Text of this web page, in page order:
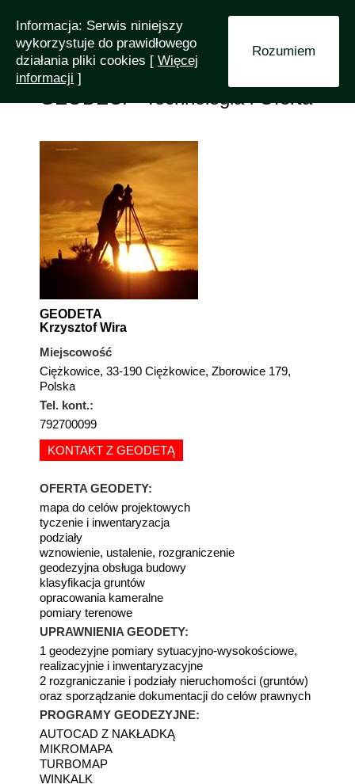
GEODECI - Technologia i Oferta
GEODETA
Krzysztof Wira
Miejscowość
Ciężkowice, 33-190 Ciężkowice, Zborowice 179,
Polska
Tel. kont.:
792700099
KONTAKT Z GEODETĄ
OFERTA GEODETY:
mapa do celów projektowych
tyczenie i inwentaryzacja
podziały
wznowienie, ustalenie, rozgraniczenie
geodezyjna obsługa budowy
klasyfikacja gruntów
opracowania kameralne
pomiary terenowe
UPRAWNIENIA GEODETY:
1 geodezyjne pomiary sytuacyjno-wysokościowe,
realizacyjnie i inwentaryzacyjne
2 rozgraniczanie i podziały nieruchomości (gruntów)
oraz sporządzanie dokumentacji do celów prawnych
PROGRAMY GEODEZYJNE:
AUTOCAD Z NAKŁADKĄ
MIKROMAPA
TURBOMAP
WINKALK
Informacja: Serwis niniejszy
wykorzystuje do prawidłowego
działania pliki cookies [ Więcej
informacji ]
Rozumiem